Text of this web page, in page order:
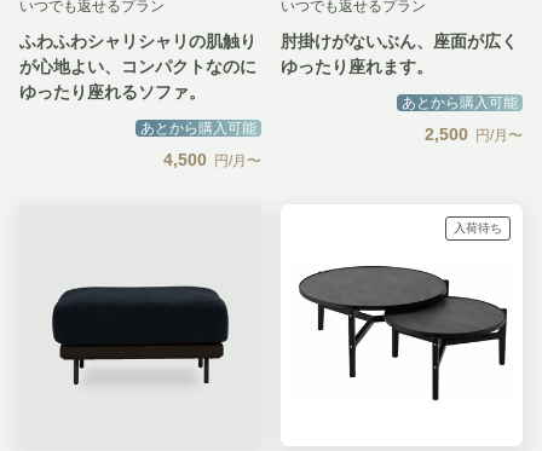
いつでも返せるプラン
ふわふわシャリシャリの肌触り
が心地よい、コンパクトなのに
ゆったり座れるソファ。
あとから購入可能
4,500 円/月〜
いつでも返せるプラン
肘掛けがないぶん、座面が広く
ゆったり座れます。
あとから購入可能
2,500 円/月〜
入荷待ち